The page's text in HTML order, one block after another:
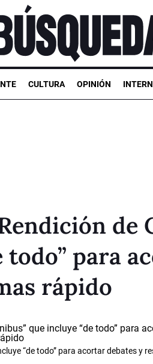
CULTURA OPINIÓN
de
todo” para
rápido
“de todo” para acortar debates y